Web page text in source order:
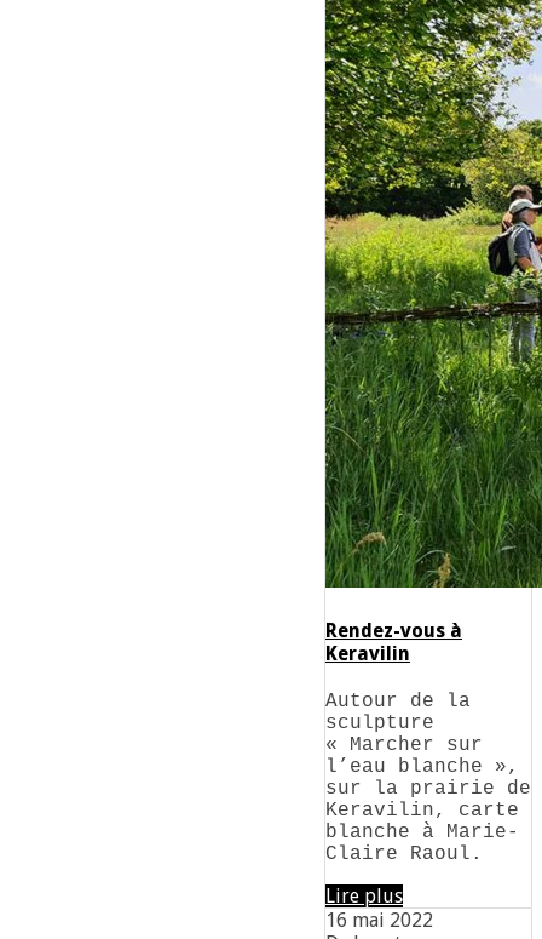
Rendez-vous à
Keravilin
Autour de la
sculpture
« Marcher sur
l’eau blanche »,
sur la prairie de
Keravilin, carte
blanche à Marie-
Claire Raoul.
Lire plus
16 mai 2022